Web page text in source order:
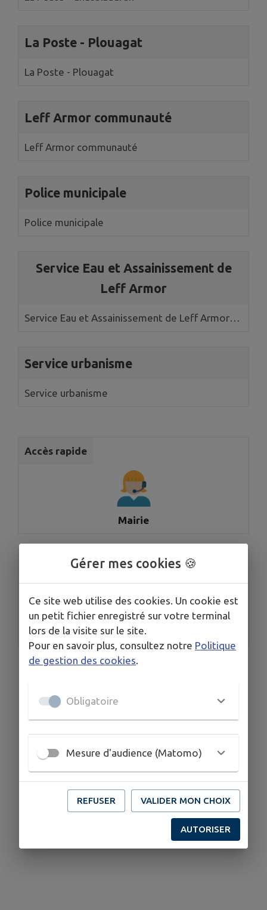
La Poste - Plouagat
La Poste - Plouagat
Leff Armor communauté
Leff Armor communauté
Police municipale
Police municipale
Service Eau et Assainissement de
Leff Armor
Service Eau et Assainissement de Leff Armor
Service urbanisme
Service urbanisme
Accès rapide
Mairie
Accès rapide
Leff Armor Communauté
Gérer mes cookies 🍪
Ce site web utilise des cookies. Un cookie est
un petit fichier enregistré sur votre terminal
lors de la visite sur le site.
Pour en savoir plus, consultez notre Politique
de gestion des cookies
Obligatoire
Mesure d'audience (Matomo)
REFUSER VALIDER MON CHOIX
AUTORISER